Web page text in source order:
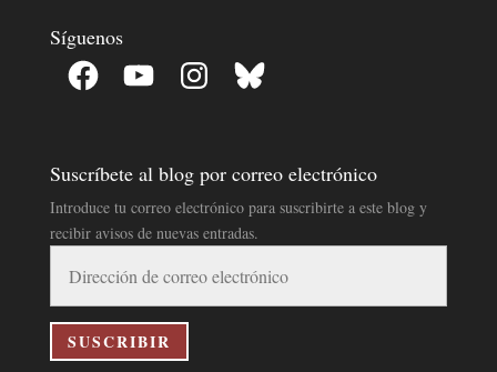
Síguenos
Facebook YouTube InstagramBluesky
Suscríbete al blog por correo electrónico
Introduce tu correo electrónico para suscribirte a este blog y
recibir avisos de nuevas entradas.
correo
electrónico
SUSCRIBIR